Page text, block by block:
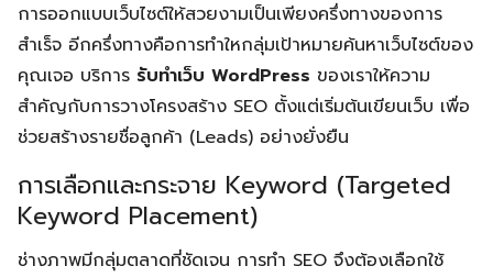
การออกแบบเว็บไซต์ให้สวยงามเป็นเพียงครึ่งทางของการ
สำเร็จ อีกครึ่งทางคือการทำใหกลุ่มเป้าหมายค้นหาเว็บไซต์ของ
คุณเจอ บริการ รับทำเว็บ WordPress ของเราให้ความ
สำคัญกับการวางโครงสร้าง SEO ตั้งแต่เริ่มต้นเขียนเว็บ เพื่อ
ช่วยสร้างรายชื่อลูกค้า (Leads) อย่างยั่งยืน
การเลือกและกระจาย Keyword (Targeted
Keyword Placement)
ช่างภาพมีกลุ่มตลาดที่ชัดเจน การทำ SEO จึงต้องเลือกใช้